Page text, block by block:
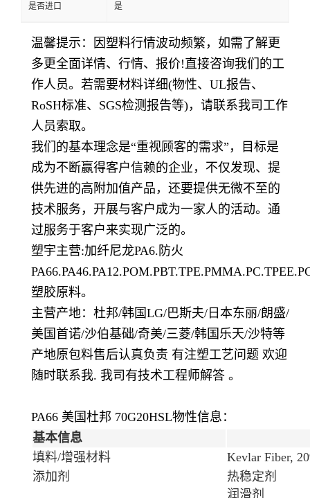
是否进口 是
温馨提示：因塑料行情波动频繁，如需了解更
多更全面详情、行情、报价!直接咨询我们的工
作人员。若需要材料详细(物性、 UL报告、
RoSH标准、 SGS检测报告等)，请联系我司工作
人员索取。
我们的基本理念是“重视顾客的需求”，目标是
成为不断赢得客户信赖的企业，不仅发现、提
供先进的高附加值产品，还要提供无微不至的
技术服务，开展与客户成为一家人的活动。通
过服务于客户来实现广泛的。
塑宇主营:加纤尼龙PA6. 防火
塑胶原料。
主营产地：杜邦/韩国LG/巴斯夫/ 日本东丽/朗盛/
美国首诺/沙伯基础/奇美/三菱/韩国乐天/沙特等
产地原包料售后认真负责 有注塑工艺问题 欢迎
随时联系我. 我司有技术工程师解答 。
PA66 美国杜邦 70G20HSL物性信息：
基本信息
填料/增强材料
Kevlar Fiber,
添加剂
热稳定剂
润滑剂